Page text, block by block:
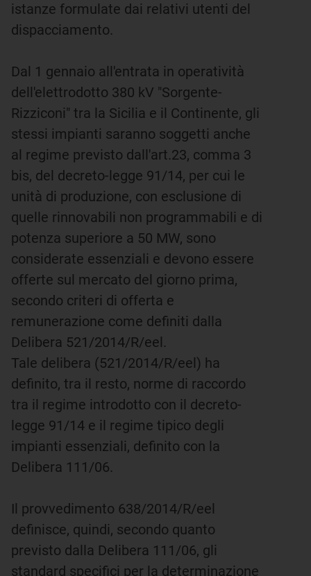
istanze formulate dai relativi utenti del
dispacciamento.
Dal 1 gennaio all'entrata in operatività
dell'elettrodotto 380 kV "Sorgente-
Rizziconi" tra la Sicilia e il Continente, gli
stessi impianti saranno soggetti anche
al regime previsto dall'art.23, comma 3
bis, del decreto-legge 91/14, per cui le
unità di produzione, con esclusione di
quelle rinnovabili non programmabili e di
potenza superiore a 50 MW, sono
considerate essenziali e devono essere
offerte sul mercato del giorno prima,
secondo criteri di offerta e
remunerazione come definiti dalla
Delibera 521/2014/R/eel.
Tale delibera (521/2014/R/eel) ha
definito, tra il resto, norme di raccordo
tra il regime introdotto con il decreto-
legge 91/14 e il regime tipico degli
impianti essenziali, definito con la
Delibera 111/06.
Il provvedimento 638/2014/R/eel
definisce, quindi, secondo quanto
previsto dalla Delibera 111/06, gli
standard specifici per la determinazione